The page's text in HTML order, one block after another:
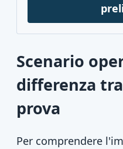
Scenario
differenza
prova
Per comprendere